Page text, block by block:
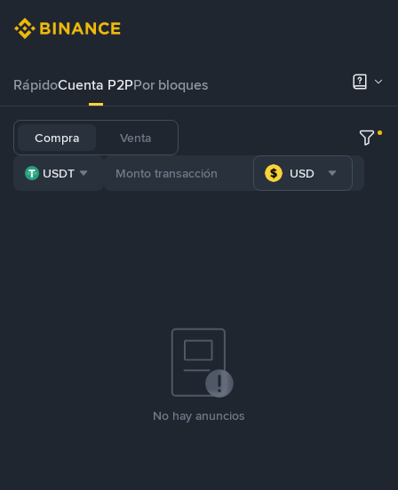
RápidoCuenta P2PPor bloques
Compra Venta
USDT USD
No hay anuncios